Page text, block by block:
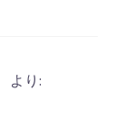
より: